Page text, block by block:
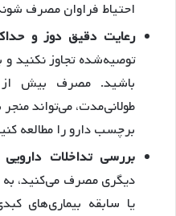
احتیاط فراوان مصرف
رعایت دقیق دوز و
توصیه‌شده تجاوز نکنید و
باشید. مصرف بیش از
طولانی‌مدت، می‌تواند
برچسب دارو را مطالعه
بررسی تداخلات
دیگری مصرف می‌کنید، به
یا سابقه بیماری‌های